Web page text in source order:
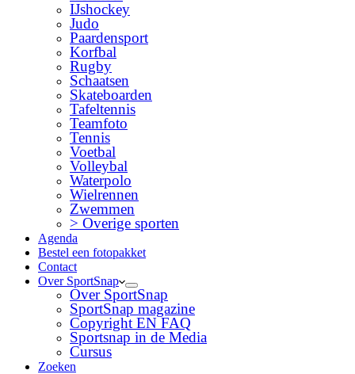
IJshockey
Judo
Paardensport
Korfbal
Rugby
Schaatsen
Skateboarden
Tafeltennis
Teamfoto
Tennis
Voetbal
Volleybal
Waterpolo
Wielrennen
Zwemmen
> Overige sporten
Agenda
Bestel een fotopakket
Contact
Over SportSnap
Over SportSnap
SportSnap magazine
Copyright EN FAQ
Sportsnap in de Media
Cursus
Zoeken